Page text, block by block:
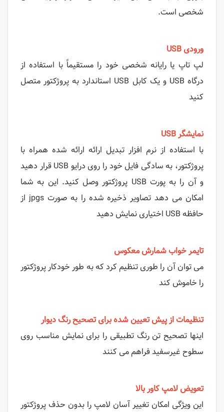
شخصی است.
ورودی USB
لپ تاپ یا رایانه شخصی خود را مستقیماً با استفاده از
درگاه USB و یک کابل USB استاندارد به پروژکتور متصل
کنید
نمایشگر USB
با استفاده از نرم افزار تبدیل ارائه ارائه شده همراه با
پروژکتور، به سادگی فایل خود را روی درایو USB قرار دهید
و آن را به پورت USB پروژکتور وصل کنید. این به شما
امکان می دهد تصاویر ذخیره شده را به صورت jpgs از
حافظه USB اختیاری نمایش دهید
تایمر خواب شمارش معکوس
می توان آن را طوری تنظیم کرد که به طور خودکار پروژکتور
را خاموش کند
تنظیمات از پیش تعیین شده برای تصحیح رنگ دیوار
اینها تصحیح تن رنگ تطبیقی ​​را برای نمایش مناسب روی
سطوح غیرسفید فراهم می کنند
تعویض لامپ کاور بالا
این ویژگی امکان تغییر آسان لامپ را بدون حذف پروژکتور